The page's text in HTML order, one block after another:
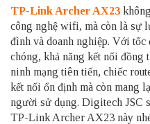
TP-Link Archer AX23
công nghệ wifi, mà còn là sự
đình và doanh nghiệp. Với tốc
chóng, khả năng kết nối đồng
ninh mạng tiên tiến, chiếc
kết nối ổn định mà còn mang
người sử dụng. Digitech JSC
TP-Link Archer AX23 này